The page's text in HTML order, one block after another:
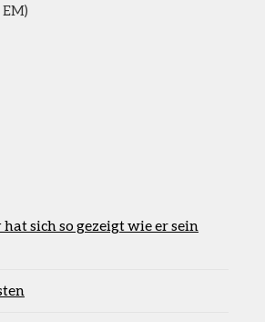
hat sich so gezeigt wie er sein